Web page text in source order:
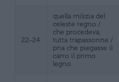
22-24
quella milizia del
celeste regno /
che procedeva,
tutta trapassonne /
pria che piegasse il
carro il primo
legno.